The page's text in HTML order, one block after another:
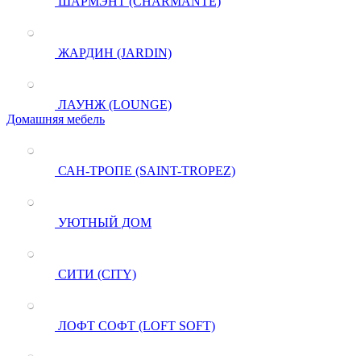
ЖАРДИН (JARDIN)
ЛАУНЖ (LOUNGE)
Домашняя мебель
САН-ТРОПЕ (SAINT-TROPEZ)
УЮТНЫЙ ДОМ
СИТИ (CITY)
ЛОФТ СОФТ (LOFT SOFT)